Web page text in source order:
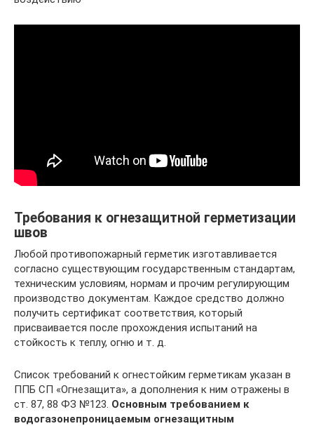
Требования к огнезащитной герметизации
швов
Любой противопожарный герметик изготавливается
согласно существующим государственным стандартам,
техническим условиям, нормам и прочим регулирующим
производство документам. Каждое средство должно
получить сертификат соответствия, который
присваивается после прохождения испытаний на
стойкость к теплу, огню и т. д.
Список требований к огнестойким герметикам указан в
ППБ СП «Огнезащита», а дополнения к ним отражены в
ст. 87, 88 ФЗ №123. Основным требованием к
водогазонепроницаемым огнезащитным